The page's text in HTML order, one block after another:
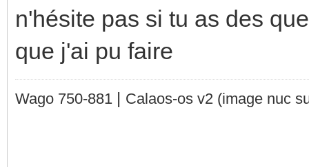
n'hésite pas si tu as des
que j'ai pu faire
Wago 750-881 | Calaos-os v2 (image nuc